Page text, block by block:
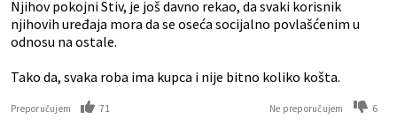
Njihov pokojni Stiv, je još davno rekao, da svaki korisnik
njihovih uređaja mora da se oseća socijalno povlašćenim u
odnosu na ostale.
Tako da, svaka roba ima kupca i nije bitno koliko košta.
Preporučujem 71 Ne preporučujem 6